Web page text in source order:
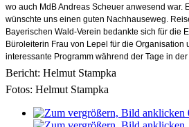
wo auch MdB Andreas Scheuer anwesend war.
wünschte uns einen guten Nachhauseweg.
Bayerischen Wald-Verein bedankte sich für die
Büroleiterin Frau von Lepel für die Organisation
interessante Programm während der Tage in
Bericht: Helmut Stampka
Fotos: Helmut Stampka